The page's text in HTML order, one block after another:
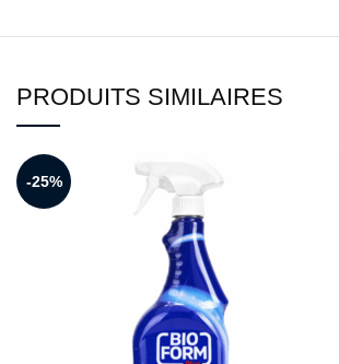
PRODUITS SIMILAIRES
-25%